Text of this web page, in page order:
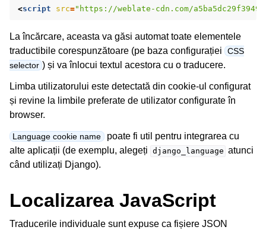
<script src="https://weblate-cdn.com/
La încărcare, aceasta va găsi automat toate elementele
traductibile corespunzătoare (pe baza configurației
CSS
selector ) și va înlocui textul acestora cu o traducere.
Limba utilizatorului este detectată din cookie-ul configurat
și revine la limbile preferate de utilizator configurate în
browser.
Language cookie name poate fi util pentru integrarea cu
alte aplicații (de exemplu, alegeți django_language atunci
când utilizați Django).
Localizarea JavaScript
Traducerile individuale sunt expuse ca fișiere JSON